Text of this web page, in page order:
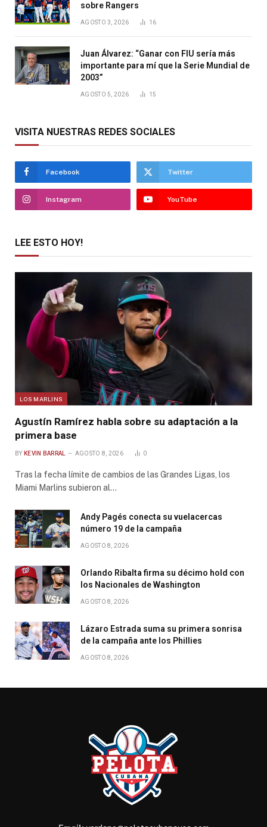
sobre Rangers
AGOSTO 3, 2026 16
Juan Álvarez: “Ganar con FIU sería más
importante para mí que la Serie Mundial de
2003”
AGOSTO 5, 2026 15
VISITA NUESTRAS REDES SOCIALES
Facebook Twitter
Instagram YouTube
LEE ESTO HOY!
LOS MARLINS
Agustín Ramírez habla sobre su adaptación a la
primera base
BY KEVIN BARRAL AGOSTO 8, 2026 0
Tras la fecha límite de cambios de las Grandes Ligas, los
Miami Marlins subieron al…
Andy Pagés conecta su vuelacercas
número 19 de la campaña
AGOSTO 8, 2026
Orlando Ribalta firma su décimo hold con
los Nacionales de Washington
AGOSTO 8, 2026
Lázaro Estrada suma su primera sonrisa
de la campaña ante los Phillies
AGOSTO 8, 2026